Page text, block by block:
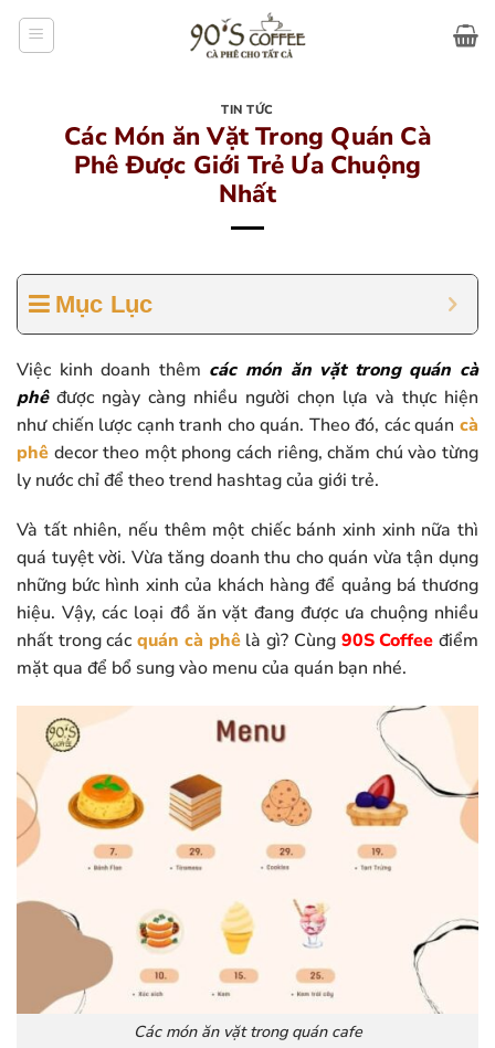
TIN TỨC
Các Món ăn Vặt Trong Quán Cà
Phê Được Giới Trẻ Ưa Chuộng
Nhất
Mục Lục
Việc kinh doanh thêm các món ăn vặt trong quán cà
phêđược ngày càng nhiều người chọn lựa và thực hiện
như chiến lược cạnh tranh cho quán. Theo đó, các quán cà
phê decor theo một phong cách riêng, chăm chú vào từng
ly nước chỉ để theo trend hashtag của giới trẻ.
Và tất nhiên, nếu thêm một chiếc bánh xinh xinh nữa thì
quá tuyệt vời. Vừa tăng doanh thu cho quán vừa tận dụng
những bức hình xinh của khách hàng để quảng bá thương
hiệu. Vậy, các loại đồ ăn vặt đang được ưa chuộng nhiều
nhất trong cácquán cà phê là gì? Cùng 90S Coffee điểm
mặt qua để bổ sung vào menu của quán bạn nhé.
Các món ăn vặt trong quán cafe